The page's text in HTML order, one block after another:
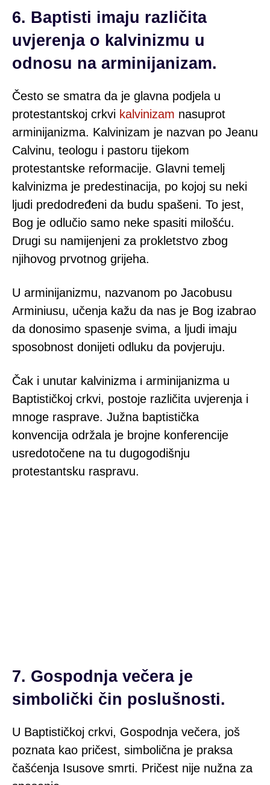
6. Baptisti imaju različita
uvjerenja o kalvinizmu u
odnosu na arminijanizam.
Često se smatra da je glavna podjela u
protestantskoj crkvi kalvinizam nasuprot
arminijanizma. Kalvinizam je nazvan po Jeanu
Calvinu, teologu i pastoru tijekom
protestantske reformacije. Glavni temelj
kalvinizma je predestinacija, po kojoj su neki
ljudi predodređeni da budu spašeni. To jest,
Bog je odlučio samo neke spasiti milošću.
Drugi su namijenjeni za prokletstvo zbog
njihovog prvotnog grijeha.
U arminijanizmu, nazvanom po Jacobusu
Arminiusu, učenja kažu da nas je Bog izabrao
da donosimo spasenje svima, a ljudi imaju
sposobnost donijeti odluku da povjeruju.
Čak i unutar kalvinizma i arminijanizma u
Baptističkoj crkvi, postoje različita uvjerenja i
mnoge rasprave. Južna baptistička
konvencija održala je brojne konferencije
usredotočene na tu dugogodišnju
protestantsku raspravu.
7. Gospodnja večera je
simbolički čin poslušnosti.
U Baptističkoj crkvi, Gospodnja večera, još
poznata kao pričest, simbolična je praksa
čašćenja Isusove smrti. Pričest nije nužna za